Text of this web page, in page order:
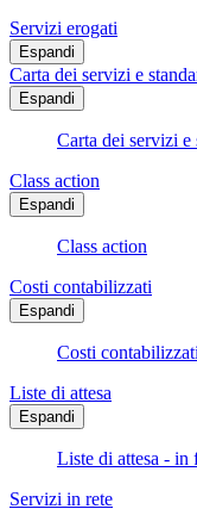
Servizi erogati
Espandi
Carta dei servizi e
Espandi
Carta dei servizi e
Class action
Espandi
Class action
Costi contabilizzati
Espandi
Costi
Liste di attesa
Espandi
Liste di attesa - in
Servizi in rete